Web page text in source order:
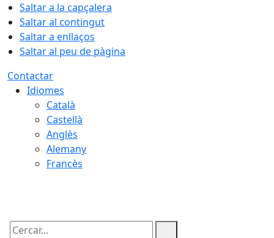
Saltar a la capçalera
Saltar al contingut
Saltar a enllaços
Saltar al peu de pàgina
Contactar
Idiomes
Català
Castellà
Anglès
Alemany
Francès